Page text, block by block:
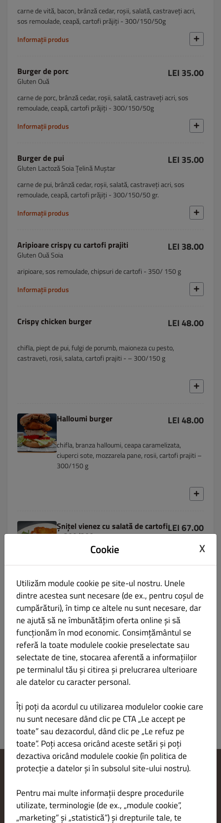
carne de vită, bacon, brânză cedar, roșii, salată, castraveți acri,
sos remoulade, ceapă, cartofi prăjiți - 300/150/50g
Informații produs
Burger de porc
Gluten Ouă
LEI 35.00
carne de porc, brânză cedar, roșii, salată, castraveți acri, sos
remoulade, ceapă, cartofi prăjiți - 300/150/50g
Informații produs
Burger de pui
Gluten Lactoză Soia Țelină Muștar
LEI 35.00
carne de pui, brânză cedar, roșii, salată, castraveți acri, sos
remoulade, ceapă, cartofi prăjiți - 300/150/50 gr.
Informații produs
Aripioare crispy cu cartofi prajiti
Gluten Ouă Soia
LEI 38.00
aripioare, sos remoulade, chipsuri de cartofi - 350/ 150 g
Informații produs
Crispy chicken burger LEI 48.00
chifla, piept de pui, fulgi de porumb, maioneza cu pesto,
castraveti, rosii, salata, cartofi prajiti - – 300/150 g
Halloumi burger LEI 48.00
chifla, branza halloumi, ceapa caramelizata,
ciuperci sote, mozzarela pane, rosii, cartofi prajiti –
300/150 g
Șnițel vienez cu salată de cartofi
– 200/200 g
LEI 67.00
Șnițel de porc cu os și piure de cartofi LEI 50.00
cotlet de porc cu os, faina, pesmet, ou, cartofi albi, unt, lapte, sare
– 300 g/ 150 g
Contactează-ne
Politica de confidențialitate
Termeni și condiții
Aviz juridic
Cookie X
Utilizăm module cookie pe site-ul nostru. Unele
dintre acestea sunt necesare (de ex., pentru coșul de
cumpărături), în timp ce altele nu sunt necesare, dar
ne ajută să ne îmbunătățim oferta online și să
funcționăm în mod economic. Consimțământul se
referă la toate modulele cookie preselectate sau
selectate de tine, stocarea aferentă a informațiilor
pe terminalul tău și citirea și prelucrarea ulterioare
ale datelor cu caracter personal.
Îți poți da acordul cu utilizarea modulelor cookie care
nu sunt necesare dând clic pe CTA „Le accept pe
toate” sau dezacordul, dând clic pe „Le refuz pe
toate”. Poți accesa oricând aceste setări și poți
dezactiva oricând modulele cookie (în politica de
protecție a datelor și în subsolul site-ului nostru).
Pentru mai multe informații despre procedurile
utilizate, terminologie (de ex., „module cookie”,
„marketing” și „statistică”) și drepturile tale, te